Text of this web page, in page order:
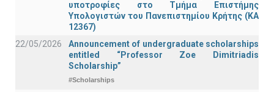
υποτροφίες στο Τμήμα Επιστήμης
Υπολογιστών του Πανεπιστημίου Κρήτης (ΚΑ
12367)
22/05/2026
Announcement of undergraduate scholarships
entitled “Professor Zoe Dimitriadis
Scholarship”
#Scholarships